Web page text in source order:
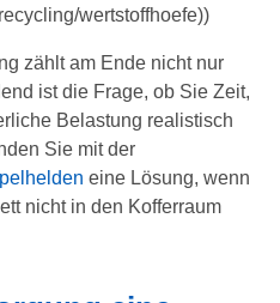
wertstoffhoefe))
zählt am Ende nicht nur
ist die Frage, ob Sie Zeit,
Belastung realistisch
Sie mit der
eine Lösung, wenn
nicht in den Kofferraum